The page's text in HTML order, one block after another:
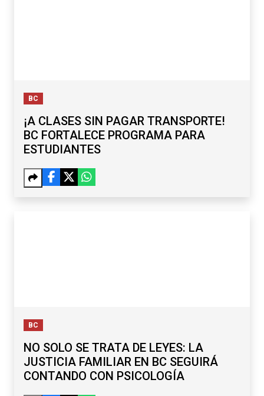
BC
¡A CLASES SIN PAGAR TRANSPORTE!
BC FORTALECE PROGRAMA PARA
ESTUDIANTES
BC
NO SOLO SE TRATA DE LEYES: LA
JUSTICIA FAMILIAR EN BC SEGUIRÁ
CONTANDO CON PSICOLOGÍA